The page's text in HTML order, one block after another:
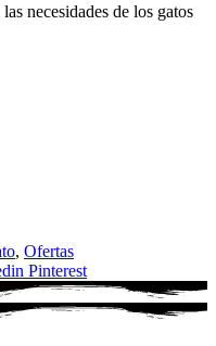
necesidades de los gatos
, Ofertas
Pinterest